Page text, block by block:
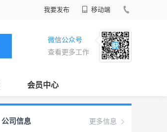
我要发布 移动端
微信公众号
查看更多工作
会员中心
更多信息
公司信息